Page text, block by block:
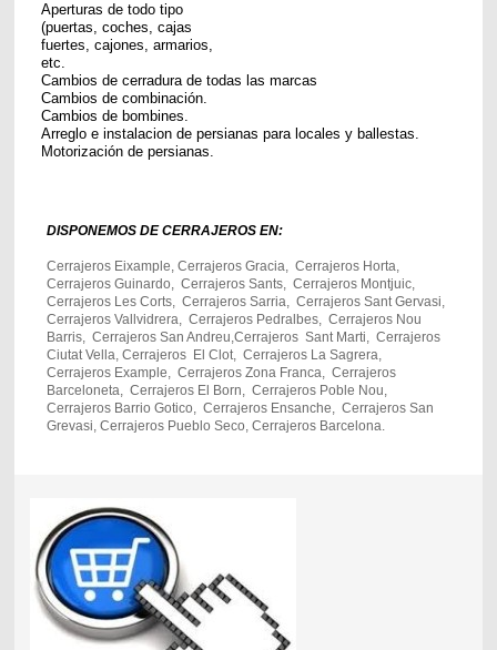
Aperturas de todo tipo
(puertas, coches, cajas
fuertes, cajones, armarios,
etc.
Cambios de cerradura de todas las marcas
Cambios de combinación.
Cambios de bombines.
Arreglo e instalacion de persianas para locales y ballestas.
Motorización de persianas.
DISPONEMOS DE CERRAJEROS EN:
Cerrajeros Eixample, Cerrajeros Gracia, Cerrajeros Horta,
Cerrajeros Guinardo, Cerrajeros Sants, Cerrajeros Montjuic,
Cerrajeros Les Corts, Cerrajeros Sarria, Cerrajeros Sant Gervasi,
Cerrajeros Vallvidrera, Cerrajeros Pedralbes, Cerrajeros Nou
Barris, Cerrajeros San Andreu,Cerrajeros Sant Marti, Cerrajeros
Ciutat Vella, Cerrajeros El Clot, Cerrajeros La Sagrera,
Cerrajeros Example, Cerrajeros Zona Franca, Cerrajeros
Barceloneta, Cerrajeros El Born, Cerrajeros Poble Nou,
Cerrajeros Barrio Gotico, Cerrajeros Ensanche, Cerrajeros San
Grevasi, Cerrajeros Pueblo Seco, Cerrajeros Barcelona.